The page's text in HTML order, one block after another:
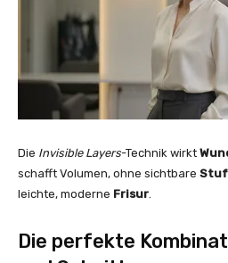
Die Invisible Layers-Technik wirkt
schafft Volumen, ohne sichtbare
leichte, moderne Frisur
Die perfekte